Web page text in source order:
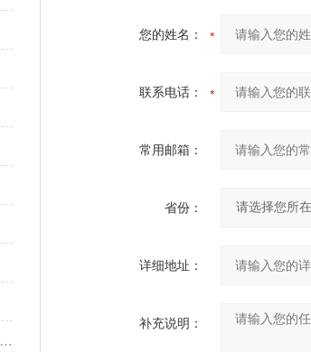
您的姓名：
联系电话：
常用邮箱：
省份：
详细地址：
补充说明：